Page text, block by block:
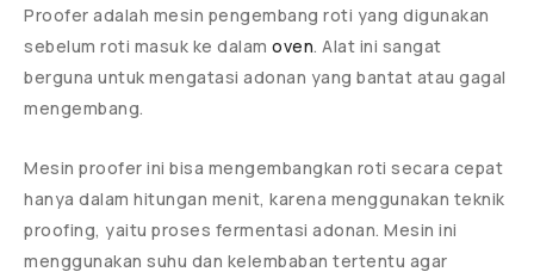
Proofer adalah mesin pengembang roti yang digunakan
sebelum roti masuk ke dalam oven. Alat ini sangat
berguna untuk mengatasi adonan yang bantat atau gagal
mengembang.
Mesin proofer ini bisa mengembangkan roti secara cepat
hanya dalam hitungan menit, karena menggunakan teknik
proofing, yaitu proses fermentasi adonan. Mesin ini
menggunakan suhu dan kelembaban tertentu agar